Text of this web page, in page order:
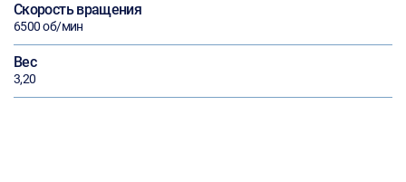
Скорость вращения
6500 об/мин
Вес
3,20